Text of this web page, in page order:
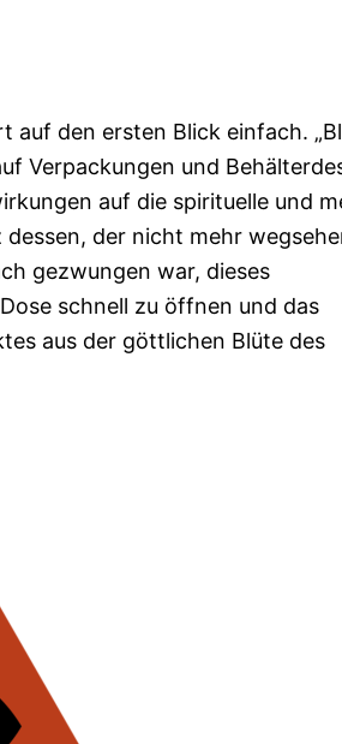
auf den ersten Blick einfach.
Verpackungen und
auf die spirituelle und
der nicht mehr
gezwungen war, dieses
schnell zu öffnen und das
aus der göttlichen Blüte des